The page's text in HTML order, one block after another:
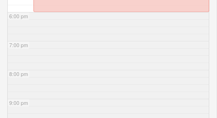
6:00 pm
7:00 pm
8:00 pm
9:00 pm